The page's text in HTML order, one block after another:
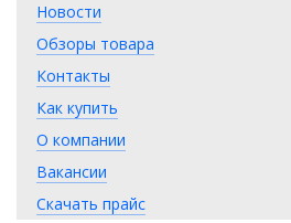
Новости
Обзоры товара
Контакты
Как купить
О компании
Вакансии
Скачать прайс